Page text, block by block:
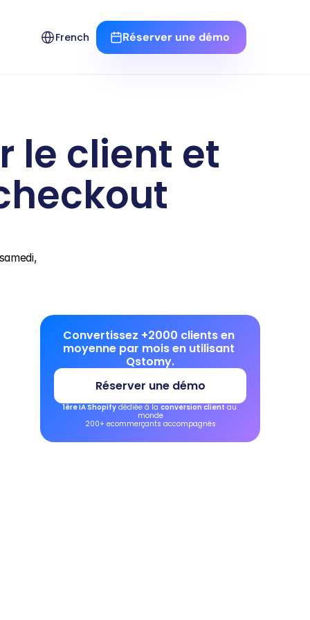
Select Language
French Réserver une démo
le client et
Convertissez +2000 clients en
moyenne par mois en utilisant
Qstomy.
Réserver une démo
1ère IA Shopify dédiée à la conversion client au
monde
200+ ecommerçants accompagnés